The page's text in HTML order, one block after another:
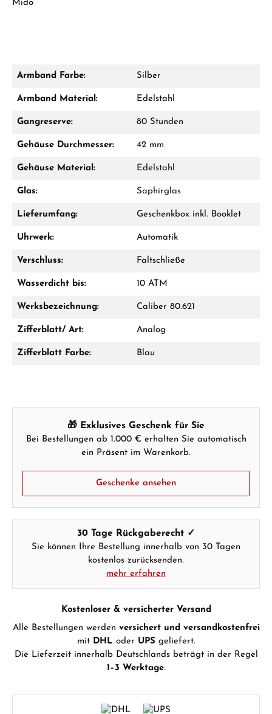
Damon Reiners
WhatsApp Chat
Geschenk im Warenkorb.
GESCHENKE ANSEHEN
Mido
Armband Farbe: Silber
Armband Material: Edelstahl
Gangreserve: 80 Stunden
Gehäuse Durchmesser: 42 mm
Gehäuse Material: Edelstahl
Glas: Saphirglas
Lieferumfang: Geschenkbox inkl. Booklet
Uhrwerk: Automatik
Verschluss: Faltschließe
Wasserdicht bis: 10 ATM
Werksbezeichnung: Caliber 80.621
Zifferblatt/ Art: Analog
Zifferblatt Farbe: Blau
🎁 Exklusives Geschenk für Sie
Bei Bestellungen ab 1.000 € erhalten Sie automatisch
ein Präsent im Warenkorb.
Geschenke ansehen
30 Tage Rückgaberecht ✓
Sie können Ihre Bestellung innerhalb von 30 Tagen
kostenlos zurücksenden.
mehr erfahren
Kostenloser & versicherter Versand
Alle Bestellungen werden versichert und versandkostenfrei
mit DHL oder UPS geliefert.
Die Lieferzeit innerhalb Deutschlands beträgt in der Regel
1–3 Werktage.